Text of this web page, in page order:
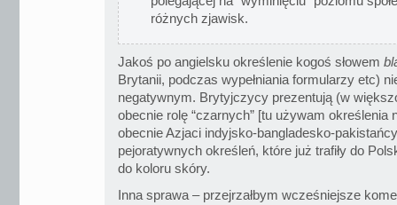
różnych zjawisk.
Jakoś po angielsku określenie kogoś słowem
Brytanii, podczas wypełniania formularzy etc)
negatywnym. Brytyjczycy prezentują (w
obecnie rolę “czarnych” [tu używam określenia
obecnie Azjaci indyjsko-bangladesko-
pejoratywnych określeń, które już trafiły do
do koloru skóry.
Inna sprawa – przejrzałbym wcześniejsze